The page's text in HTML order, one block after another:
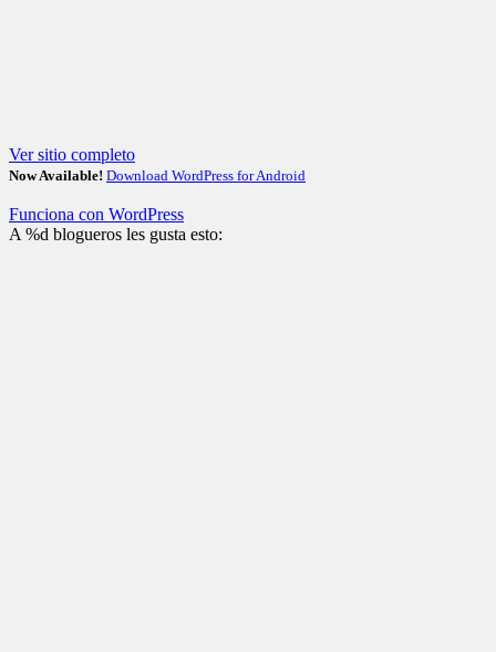
Ver sitio completo
Now Available! Download WordPress for Android
Funciona con WordPress
A%d blogueros les gusta esto: